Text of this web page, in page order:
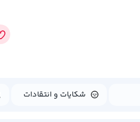
شکایات و انتقادات